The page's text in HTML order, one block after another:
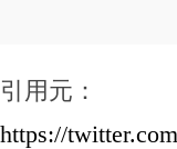
引用元：
https://